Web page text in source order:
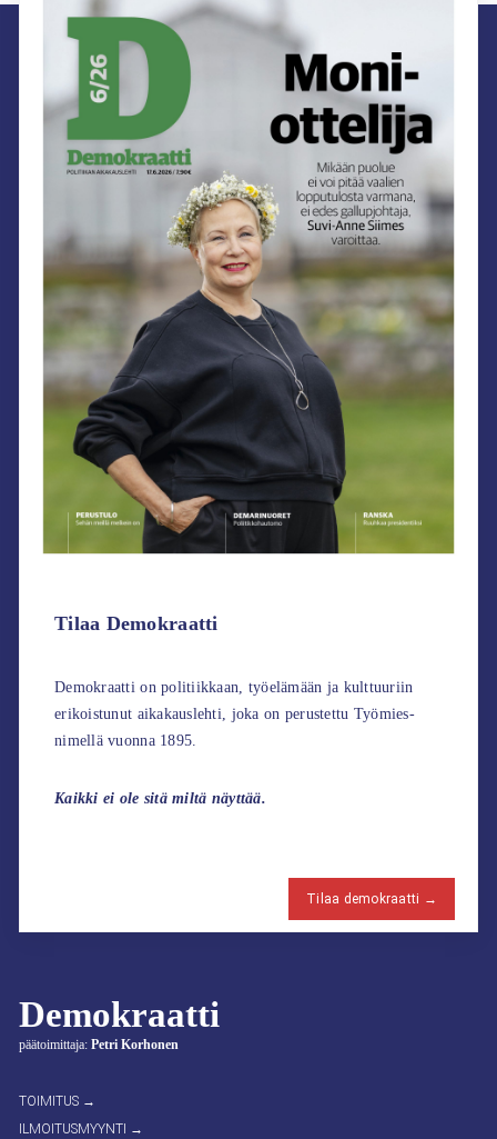
Demokraatti
päätoimittaja: Petri Korhonen
TOIMITUS →
ILMOITUSMYYNTI →
Tilaa Demokraatti
Demokraatti on politiikkaan, työelämään ja kulttuuriin
erikoistunut aikakauslehti, joka on perustettu Työmies-
nimellä vuonna 1895.
Kaikki ei ole sitä miltä näyttää.
Tilaa demokraatti →